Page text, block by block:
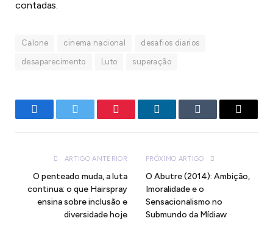
contadas.
Calone cinema nacional desafios diarios
desaparecimento Luto superação
FacebookTwitter Pinterest LinkedInTumblr
E-
ARTIGO ANTERIOR
O penteado muda, a luta
continua: o que Hairspray
ensina sobre inclusão e
diversidade hoje
PRÓXIMO ARTIGO
O Abutre (2014): Ambição,
Imoralidade e o
Sensacionalismo no
Submundo da Mídiaw